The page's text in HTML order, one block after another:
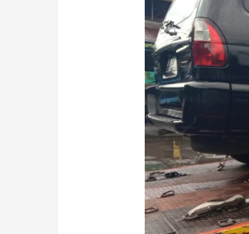
Sebelum
Menempuh
Perjalanan
Jauh